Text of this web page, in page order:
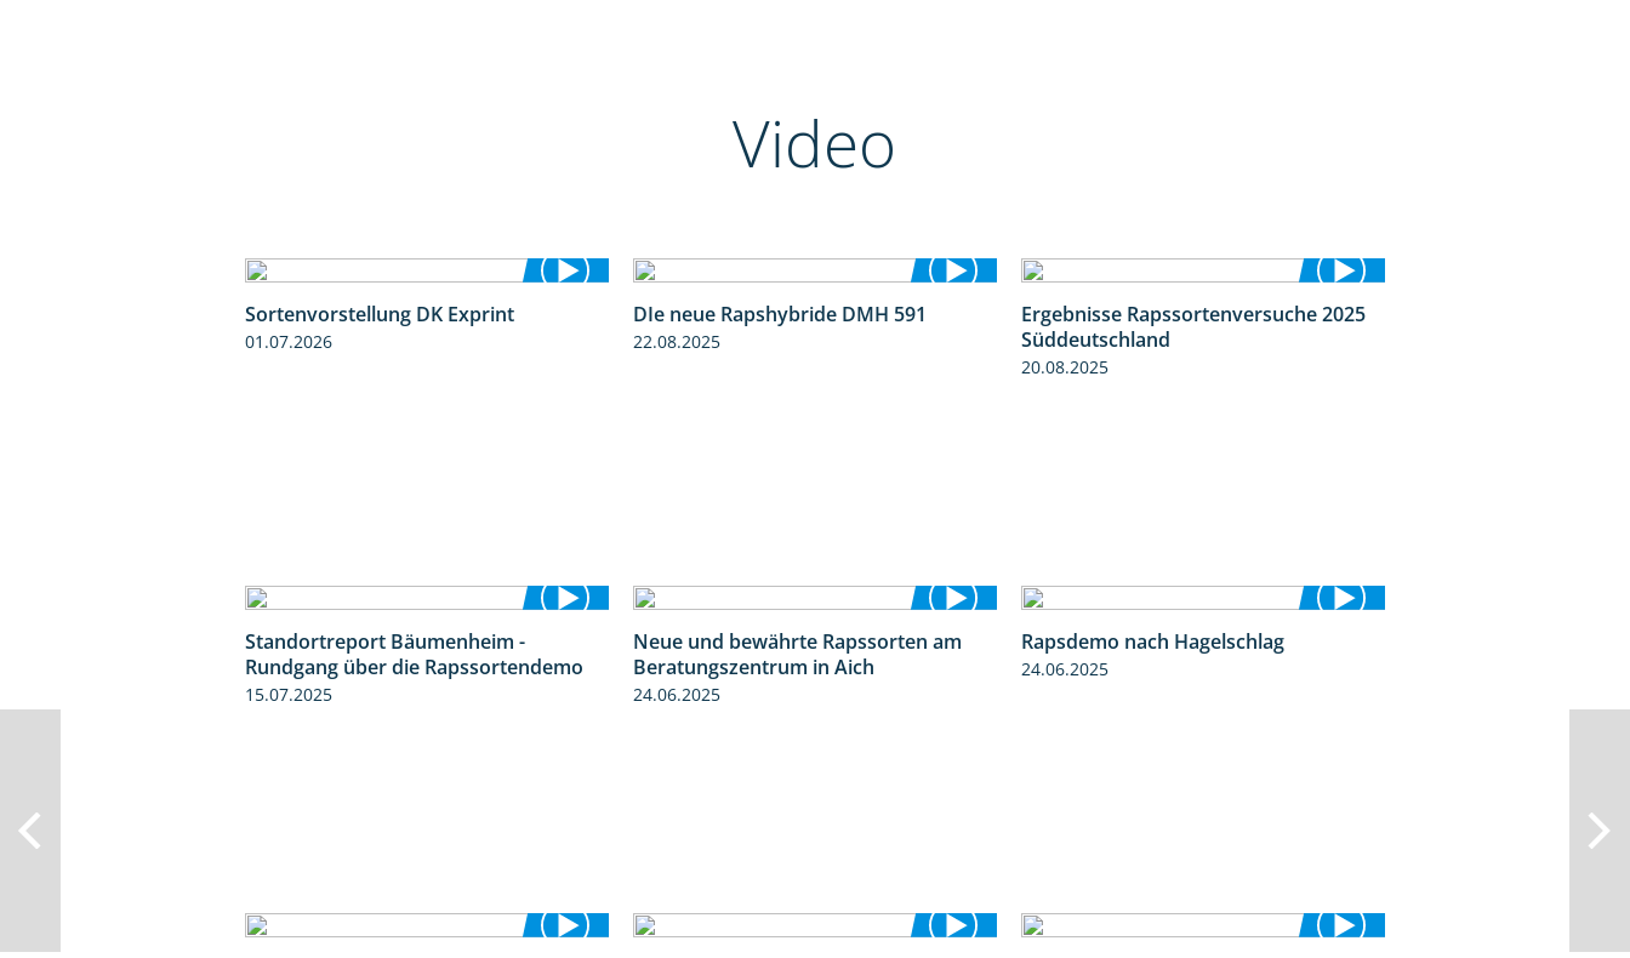
Video
Sortenvorstellung DK Exprint
01.07.2026
DIe neue Rapshybride DMH 591
22.08.2025
4:08
Ergebnisse Rapssortenversuche 2025
Süddeutschland
20.08.2025
Standortreport Bäumenheim -
Rundgang über die Rapssortendemo
15.07.2025
9:06
Neue und bewährte Rapssorten am
Beratungszentrum in Aich
24.06.2025
Rapsdemo nach Hagelschlag
24.06.2025